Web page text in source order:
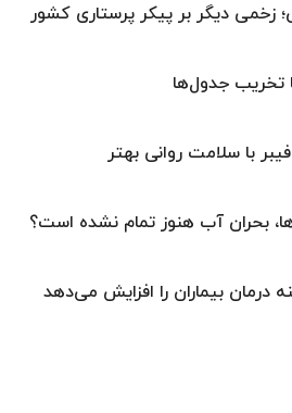
زخمی دیگر بر پیکر پرستاری کشور
تخریب جدول‌ها
با سلامت روانی بهتر
بحران آب هنوز تمام نشده است؟
درمان بیماران را افزایش می‌دهد